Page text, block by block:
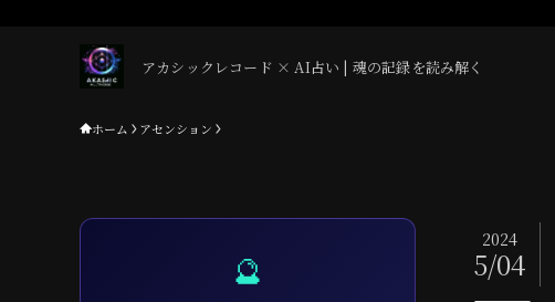
アカシックレコード × AI占い | 魂の記録を読み解く
ホーム アセンション
2024
5/04
🔮